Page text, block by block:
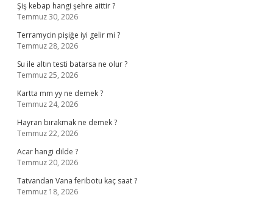
Şiş kebap hangi şehre aittir ?
Temmuz 30, 2026
Terramycin pişiğe iyi gelir mi ?
Temmuz 28, 2026
Su ile altın testi batarsa ne olur ?
Temmuz 25, 2026
Kartta mm yy ne demek ?
Temmuz 24, 2026
Hayran bırakmak ne demek ?
Temmuz 22, 2026
Acar hangi dilde ?
Temmuz 20, 2026
Tatvandan Vana feribotu kaç saat ?
Temmuz 18, 2026